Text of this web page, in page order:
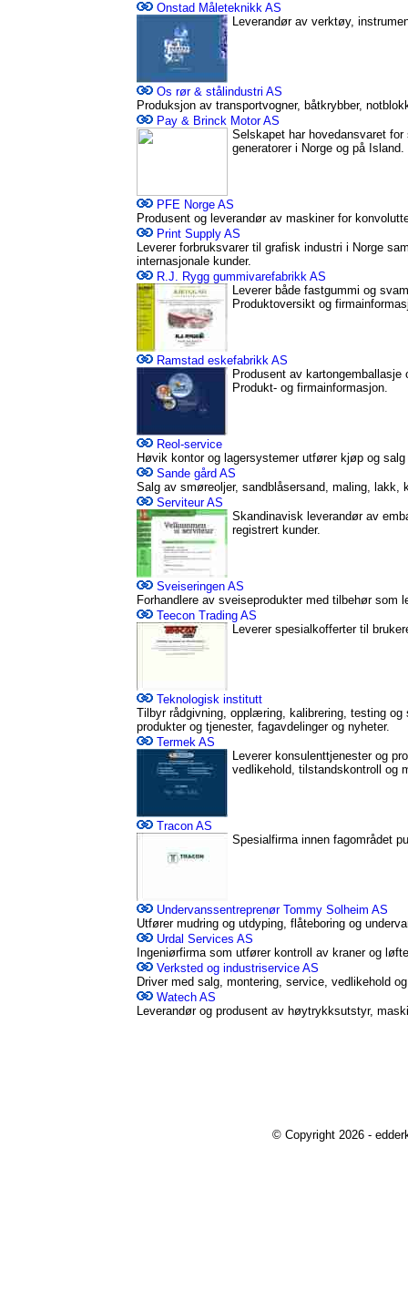
Onstad Måleteknikk AS
Leverandør av verktøy,
Os rør & stålindustri AS
Produksjon av transportvogner, båtkrybber,
Pay & Brinck Motor AS
Selskapet har hovedansvaret
generatorer i Norge og på Island.
PFE Norge AS
Produsent og leverandør av maskiner for
Print Supply AS
Leverer forbruksvarer til grafisk industri i Norge
internasjonale kunder.
R.J. Rygg gummivarefabrikk AS
Leverer både fastgummi og
Produktoversikt og
Ramstad eskefabrikk AS
Produsent av
Produkt- og firmainformasjon.
Reol-service
Høvik kontor og lagersystemer utfører kjøp og
Sande gård AS
Salg av smøreoljer, sandblåsersand, maling, lakk,
Serviteur AS
Skandinavisk leverandør av
registrert kunder.
Sveiseringen AS
Forhandlere av sveiseprodukter med tilbehør som
Teecon Trading AS
Leverer spesialkofferter til
Teknologisk institutt
Tilbyr rådgivning, opplæring, kalibrering, testing
produkter og tjenester, fagavdelinger og nyheter.
Termek AS
Leverer konsulenttjenester og
vedlikehold, tilstandskontroll og
Tracon AS
Spesialfirma innen fagområdet
Undervanssentreprenør Tommy Solheim AS
Utfører mudring og utdyping, flåteboring og
Urdal Services AS
Ingeniørfirma som utfører kontroll av kraner og
Verksted og industriservice AS
Driver med salg, montering, service, vedlikehold
Watech AS
Leverandør og produsent av høytrykksutstyr,
© Copyright 2026 -